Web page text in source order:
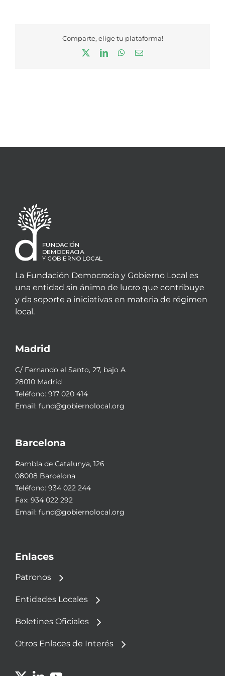
Comparte, elige tu plataforma!
LinkedInWhatsApp
Correo
La Fundación Democracia y Gobierno Local es
una entidad sin ánimo de lucro que contribuye
y da soporte a iniciativas en materia de régimen
local.
Madrid
C/ Fernando el Santo, 27, bajo A
28010 Madrid
Teléfono: 917 020 414
Email: fund@gobiernolocal.org
Barcelona
Rambla de Catalunya, 126
08008 Barcelona
Teléfono: 934 022 244
Fax: 934 022 292
Email: fund@gobiernolocal.org
Enlaces
Patronos
Entidades Locales
Boletines Oficiales
Otros Enlaces de Interés